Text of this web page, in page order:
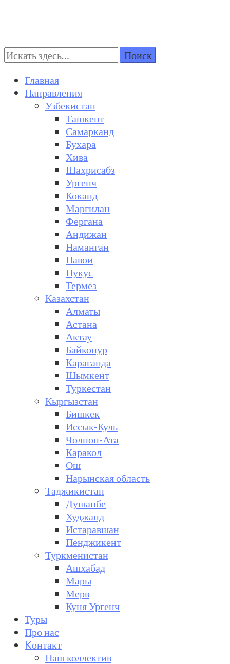
Turkestan Travel
Discover Central Asia
Поиск:
Главная
Направления
Узбекистан
Ташкент
Самарканд
Бухара
Хива
Шахрисабз
Ургенч
Коканд
Маргилан
Фергана
Андижан
Наманган
Навои
Нукус
Термез
Казахстан
Алматы
Астана
Актау
Байконур
Караганда
Шымкент
Туркестан
Кыргызстан
Бишкек
Иссык-Куль
Чолпон-Ата
Каракол
Ош
Нарынская область
Таджикистан
Душанбе
Худжанд
Истаравшан
Пенджикент
Туркменистан
Ашхабад
Мары
Мерв
Куня Ургенч
Туры
Про нас
Kонтакт
Наш коллектив